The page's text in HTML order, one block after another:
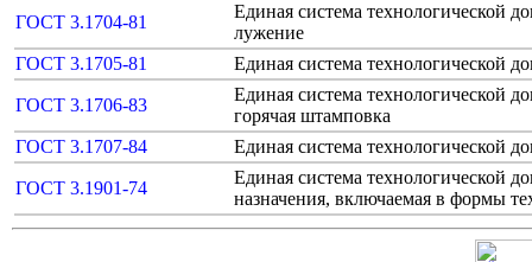
ГОСТ 3.1704-81
Единая система технологической
лужение
ГОСТ 3.1705-81
Единая система технологической
ГОСТ 3.1706-83
Единая система технологической
горячая штамповка
ГОСТ 3.1707-84
Единая система технологической
ГОСТ 3.1901-74
Единая система технологической
назначения, включаемая в формы